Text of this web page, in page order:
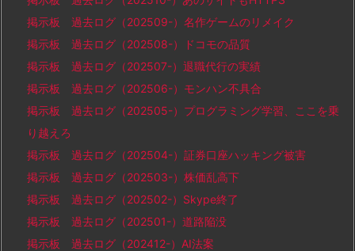
掲示板 過去ログ（202509-）名作ゲームのリメイク
掲示板 過去ログ（202508-）ドコモの品質
掲示板 過去ログ（202507-）退職代行の実績
掲示板 過去ログ（202506-）モンハン不具合
掲示板 過去ログ（202505-）プログラミング学習、ここを乗
り越えろ
掲示板 過去ログ（202504-）証券口座ハッキング被害
掲示板 過去ログ（202503-）株価乱高下
掲示板 過去ログ（202502-）Skype終了
掲示板 過去ログ（202501-）道路陥没
掲示板 過去ログ（202412-）AI法案